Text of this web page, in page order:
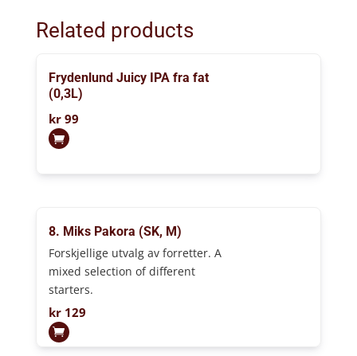
Related products
Frydenlund Juicy IPA fra fat
(0,3L)
kr99
8. Miks Pakora (SK, M)
Forskjellige utvalg av forretter. A
mixed selection of different
starters.
kr129